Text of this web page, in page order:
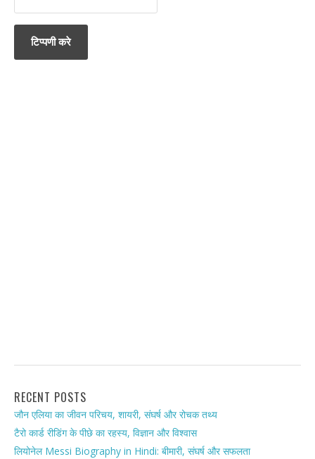
RECENT POSTS
जौन एलिया का जीवन परिचय, शायरी, संघर्ष और रोचक तथ्य
टैरो कार्ड रीडिंग के पीछे का रहस्य, विज्ञान और विश्वास
लियोनेल Messi Biography in Hindi: बीमारी, संघर्ष और सफलता